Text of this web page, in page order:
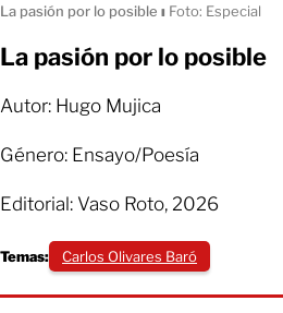
La pasión por lo posible ı Foto: Especial
La pasión por lo posible
Autor: Hugo Mujica
Género: Ensayo/Poesía
Editorial: Vaso Roto, 2026
Temas: Carlos Olivares Baró